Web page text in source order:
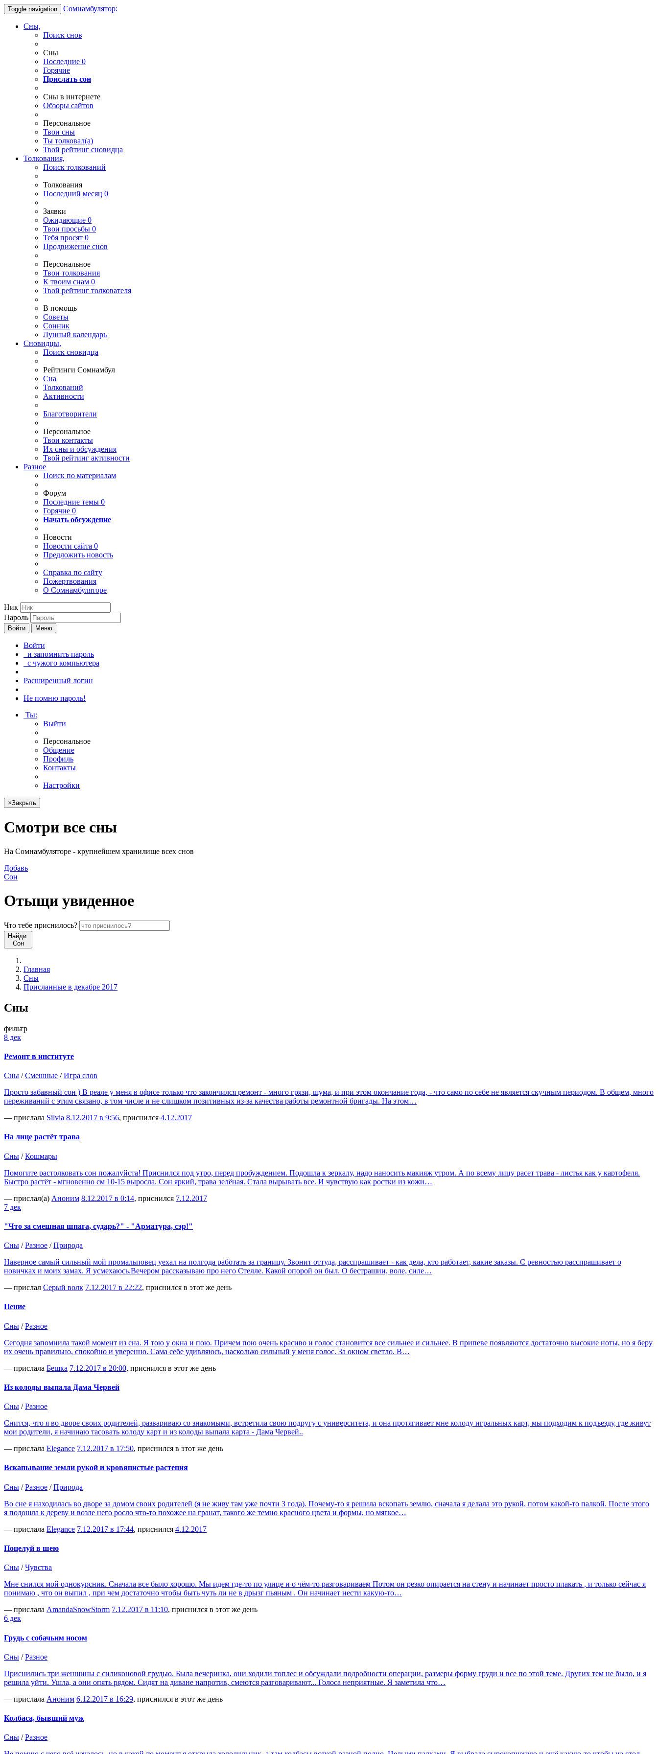
Toggle navigation Сомнамбулятор:
Сны,
Поиск снов
Сны
Последние 0
Горячие
Прислать сон
Сны в интернете
Обзоры сайтов
Персональное
Твои сны
Ты толковал(а)
Твой рейтинг сновидца
Толкования,
Поиск толкований
Толкования
Последний месяц 0
Заявки
Ожидающие 0
Твои просьбы 0
Тебя просят 0
Продвижение снов
Персональное
Твои толкования
К твоим снам 0
Твой рейтинг толкователя
В помощь
Советы
Сонник
Лунный календарь
Сновидцы,
Поиск сновидца
Рейтинги Сомнамбул
Сна
Толкований
Активности
Благотворители
Персональное
Твои контакты
Их сны и обсуждения
Твой рейтинг активности
Разное
Поиск по материалам
Форум
Последние темы 0
Горячие 0
Начать обсуждение
Новости
Новости сайта 0
Предложить новость
Справка по сайту
Пожертвования
О Сомнамбуляторе
Ник
Пароль
Войти Меню
Войти
и запомнить пароль
с чужого компьютера
Расширенный логин
Не помню пароль!
Ты:
Выйти
Персональное
Общение
Профиль
Контакты
Настройки
×Закрыть
Смотри все сны
На Сомнамбуляторе - крупнейшем хранилище всех снов
Добавь
Сон
Отыщи увиденное
Что тебе приснилось?
Найди
Сон
Главная
Сны
Присланные в декабре 2017
Сны
фильтр
8 дек
Ремонт в институте
Сны /Смешные /Игра слов
Просто забавный сон ) В реале у меня в офисе только что закончился ремонт - много грязи, шума, и при этом окончание года, - что само по себе не является скучным периодом. В общем, много
переживаний с этим связано, в том числе и не слишком позитивных из-за качества работы ремонтной бригады. На этом…
— прислала Silvia 8.12.2017 в 9:56, приснился 4.12.2017
На лице растёт трава
Сны /Кошмары
Помогите растолковать сон пожалуйста! Приснился под утро, перед пробуждением. Подошла к зеркалу, надо наносить макияж утром. А по всему лицу расет трава - листья как у картофеля.
Быстро растёт - мгновенно см 10-15 выросла. Сон яркий, трава зелёная. Стала вырывать все. И чувствую как ростки из кожи…
— прислал(а) Аноним 8.12.2017 в 0:14, приснился 7.12.2017
7 дек
"Что за смешная шпага, сударь?" - "Арматура, сэр!"
Сны /Разное /Природа
Наверное самый сильный мой промальповец уехал на полгода работать за границу. Звонит оттуда, расспрашивает - как дела, кто работает, какие заказы. С ревностью расспрашивает о
новичках и моих замах. Я усмехаюсь.Вечером рассказываю про него Стелле. Какой опорой он был. О бестрашии, воле, силе…
— прислал Cерый волк 7.12.2017 в 22:22, приснился в этот же день
Пение
Сны /Разное
Сегодня запомнила такой момент из сна. Я тою у окна и пою. Причем пою очень красиво и голос становится все сильнее и сильнее. В припеве появляются достаточно высокие ноты, но я беру
их очень правильно, спокойно и уверенно. Сама себе удивляюсь, насколько сильный у меня голос. За окном светло. В…
— прислала Бешка 7.12.2017 в 20:00, приснился в этот же день
Из колоды выпала Дама Червей
Сны /Разное
Снится, что я во дворе своих родителей, развариваю со знакомыми, встретила свою подругу с университета, и она протягивает мне колоду игральных карт, мы подходим к подъезду, где живут
мои родители, я начинаю тасовать колоду карт и из колоды выпала карта - Дама Червей..
— прислала Elegance 7.12.2017 в 17:50, приснился в этот же день
Вскапывание земли рукой и кровянистые растения
Сны /Разное /Природа
Во сне я находилась во дворе за домом своих родителей (я не живу там уже почти 3 года). Почему-то я решила вскопать землю, сначала я делала это рукой, потом какой-то палкой. После этого
я подошла к дереву и возле него росло что-то похожее на гранат, такого же темно красного цвета и формы, но мягкое…
— прислала Elegance 7.12.2017 в 17:44, приснился 4.12.2017
Поцелуй в шею
Сны /Чувства
Мне снился мой однокурсник. Сначала все было хорошо. Мы идем где-то по улице и о чём-то разговариваем Потом он резко опирается на стену и начинает просто плакать , и только сейчас я
понимаю , что он выпил , при чем достаточно чтобы быть чуть ли не в дрызг пьяным . Он начинает нести какую-то…
— прислала AmandaSnowStorm 7.12.2017 в 11:10, приснился в этот же день
6 дек
Грудь с собачьим носом
Сны /Разное
Приснились три женщины с силиконовой грудью. Была вечеринка, они ходили топлес и обсуждали подробности операции, размеры форму груди и все по этой теме. Других тем не было, и я
решила уйти. Ушла, а они опять рядом. Сидят на диване напротив, смеются разговаривают... Голоса неприятные. Я заметила что…
— прислала Аноним 6.12.2017 в 16:29, приснился в этот же день
Колбаса, бывший муж
Сны /Разное